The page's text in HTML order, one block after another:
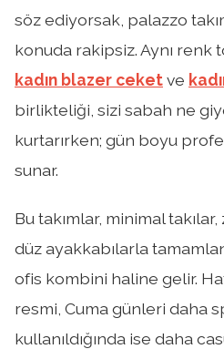
söz ediyorsak, palazzo
konuda rakipsiz. Aynı renk
kadın blazer ceketve
birlikteliği, sizi sabah ne
kurtarırken; gün boyu
sunar.
Bu takımlar, minimal
düz ayakkabılarla
ofis kombini haline gelir.
resmi, Cuma günleri daha
kullanıldığında ise daha